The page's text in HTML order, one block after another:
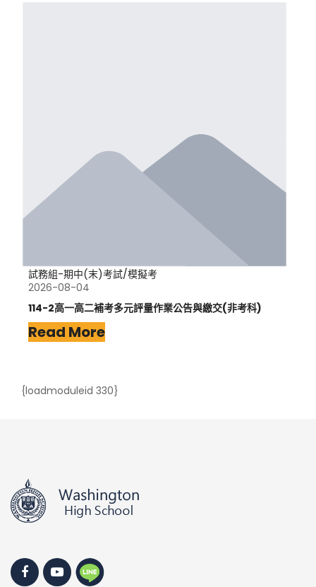
試務組-期中(末)考試/模擬考
2026-08-04
114-2高一高二補考多元評量作業公告與繳交(非考科)
Read More
{loadmoduleid 330}